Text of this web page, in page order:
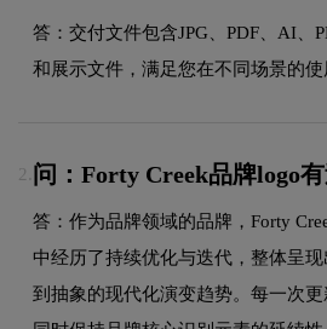
答：交付文件包含JPG、PDF、AI、
和展示文件，满足您在不同场景的使
2. 问：Forty Creek品牌logo
答：作为品牌领域的品牌，Forty
中经历了持续优化与迭代，整体呈
到抽象的现代化演变趋势。每一次更